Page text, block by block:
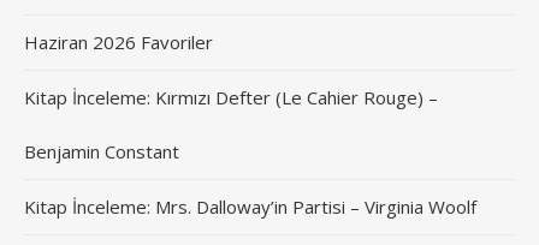
Haziran 2026 Favoriler
Kitap İnceleme: Kırmızı Defter (Le Cahier Rouge) –
Benjamin Constant
Kitap İnceleme: Mrs. Dalloway’in Partisi – Virginia Woolf